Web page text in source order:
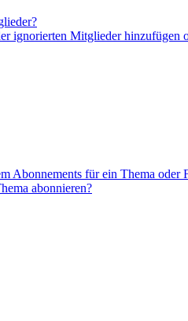
ignorierten Mitglieder hinzufügen
Abonnements für ein Thema oder
abonnieren?